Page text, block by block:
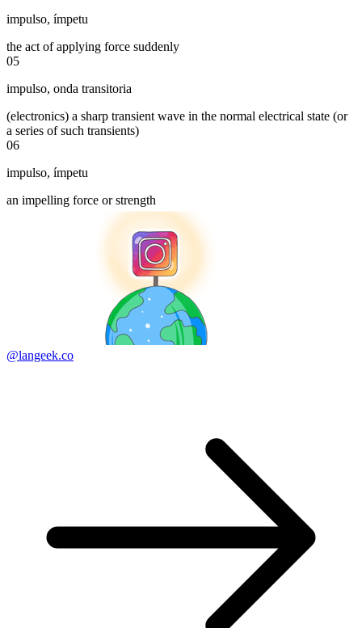
impulso, ímpetu
the act of applying force suddenly
05
impulso, onda transitoria
(electronics) a sharp transient wave in the normal electrical state (or
a series of such transients)
06
impulso, ímpetu
an impelling force or strength
@langeek.co